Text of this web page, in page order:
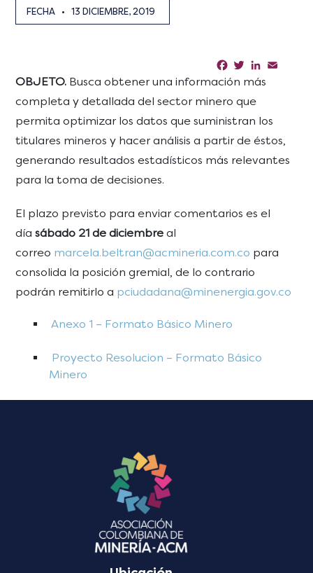
FECHA • 13 DICIEMBRE, 2019
Facebook
TwitterLinkedIn
OBJETO. Busca obtener una información más
completa y detallada del sector minero que
permita optimizar los datos que suministran los
titulares mineros y hacer análisis a partir de éstos,
generando resultados estadísticos más relevantes
para la toma de decisiones.
El plazo previsto para enviar comentarios es el
díasábado 21 de diciembre al
correo marcela.beltran@acmineria.com.co para
consolida la posición gremial, de lo contrario
podrán remitirlo a pciudadana@minenergia.gov.co
Anexo 1 – Formato Básico Minero
Proyecto Resolucion – Formato Básico
Minero